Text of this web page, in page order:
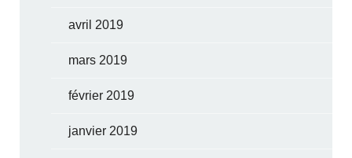
avril 2019
mars 2019
février 2019
janvier 2019